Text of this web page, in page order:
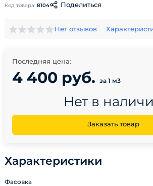
Код товара: 8104 Поделиться
Нет отзывов
Последняя цена:
4 400 руб. за 1 м3
Нет в
Заказать товар
Характеристики
Фасовка